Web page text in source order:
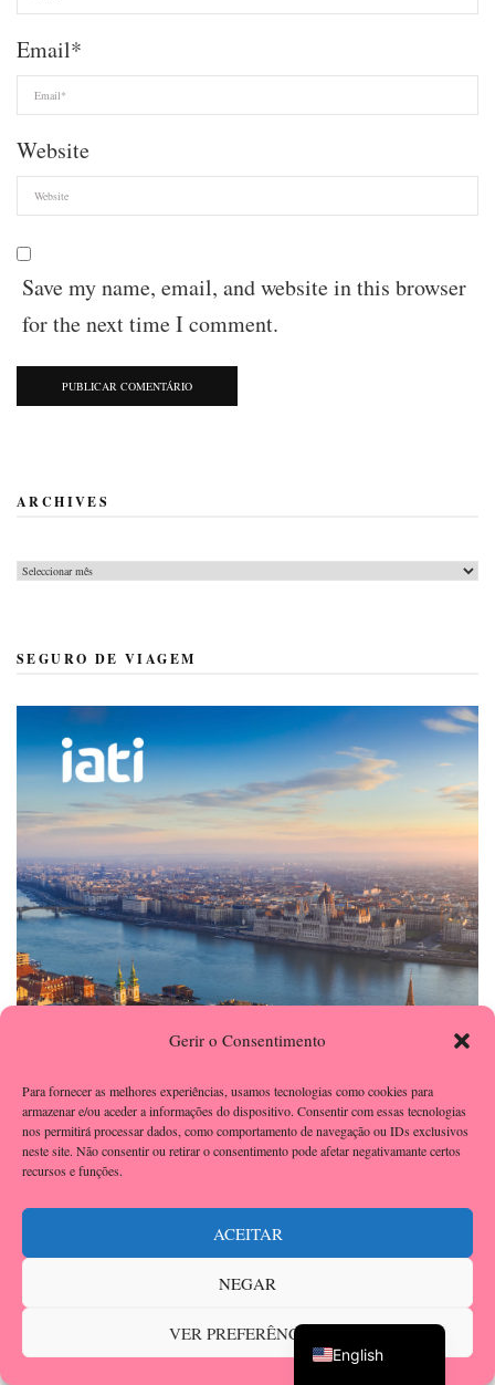
Gerir o Consentimento
Para fornecer as melhores experiências, usamos tecnologias como cookies para
armazenar e/ou aceder a informações do dispositivo. Consentir com essas tecnologias
nos permitirá processar dados, como comportamento de navegação ou IDs exclusivos
neste site. Não consentir ou retirar o consentimento pode afetar negativamante certos
recursos e funções.
ACEITAR
NEGAR
VER PREFERÊNCIAS
Email*
Website
Save my name, email, and website in this browser
for the next time I comment.
ARCHIVES
Archives
SEGURO DE VIAGEM
English